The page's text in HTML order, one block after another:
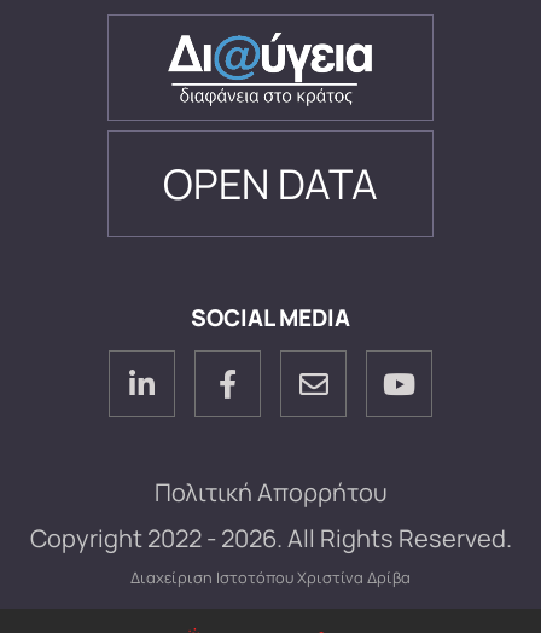
OPEN DATA
SOCIAL MEDIA
Διαχείριση ΙστοτόπουΧριστίνα Δρίβα
Copyright 2022 - 2026. All Rights Reserved.
Πολιτική Απορρήτου